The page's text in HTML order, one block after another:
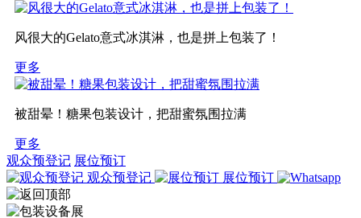
风很大的Gelato意式冰淇淋，也是拼上包装了！
更多
被甜晕！糖果包装设计，把甜蜜氛围拉满
更多
观众预登记 展位预订
观众预登记
展位预订